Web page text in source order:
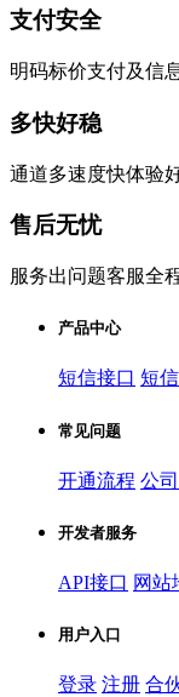
支付安全
明码标价支付及信
多快好稳
通道多速度快体验
售后无忧
服务出问题客服全
产品中心
短信接口 短
常见问题
开通流程 公
开发者服务
API接口 网站
用户入口
登录 注册 合